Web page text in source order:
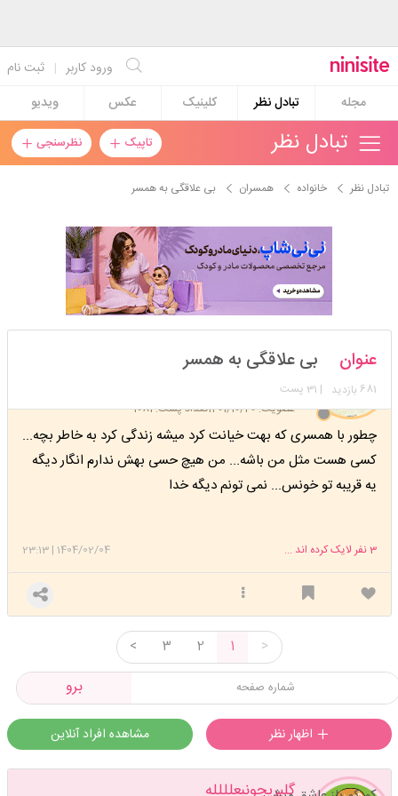
ثبت نام | ورود کاربر
مجله
تبادل نظر کلینیک عکس ویدیو
تاپیک نظرسنجی تبادل نظر
تبادل نظر خانواده همسران بی علاقگی به همسر
azarakhsh4
عضویت: 1401/10/20 تعداد پست: 1081
عنوان بی علاقگی به همسر
681 بازدید | 31 پست
چطور با همسری که بهت خیانت کرد میشه زندگی کرد به خاطر بچه...
کسی هست مثل من باشه... من هیچ حسی بهش ندارم انگار دیگه
یه قریبه تو خونس... نمی تونم دیگه خدا
1404/02/04
|
23:13 3نفر لایک کرده اند ...
>
1
2
3
<
برو
مشاهده افراد آنلاین
گلپریجونبعلللله